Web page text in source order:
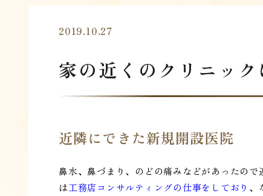
2019.10.27
家の近くのクリニッ
近隣にできた新規開設医院
鼻水、鼻づまり、のどの痛みなどがあったの
は工務店コンサルティングの仕事をしており 、